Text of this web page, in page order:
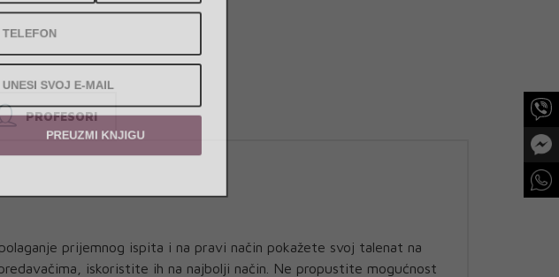
PROFESORI
prijemnog ispita i na pravi način pokažete svoj talenat na
iskoristite ih na najbolji način. Ne propustite mogućnost